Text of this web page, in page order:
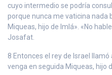
cuyo intermedio se podría
porque nunca me vaticina nada
Miqueas, hijo de Imlá». «No
Josafat.
8 Entonces el rey de Israel
venga en seguida Miqueas, hijo